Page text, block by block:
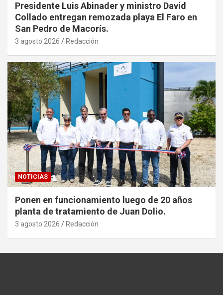
Presidente Luis Abinader y ministro David
Collado entregan remozada playa El Faro en
San Pedro de Macorís.
3 agosto 2026 Redacción
NOTICIAS
Ponen en funcionamiento luego de 20 años
planta de tratamiento de Juan Dolio.
3 agosto 2026 Redacción